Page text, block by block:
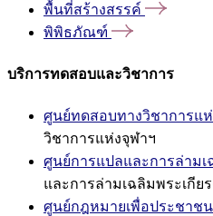
พื้นที่สร้างสรรค์
พิพิธภัณฑ์
บริการทดสอบและวิชาการ
ศูนย์ทดสอบทางวิชาการแ
วิชาการแห่งจุฬาฯ
ศูนย์การแปลและการล่ามเ
และการล่ามเฉลิมพระเกีย
ศูนย์กฎหมายเพื่อประชาชน